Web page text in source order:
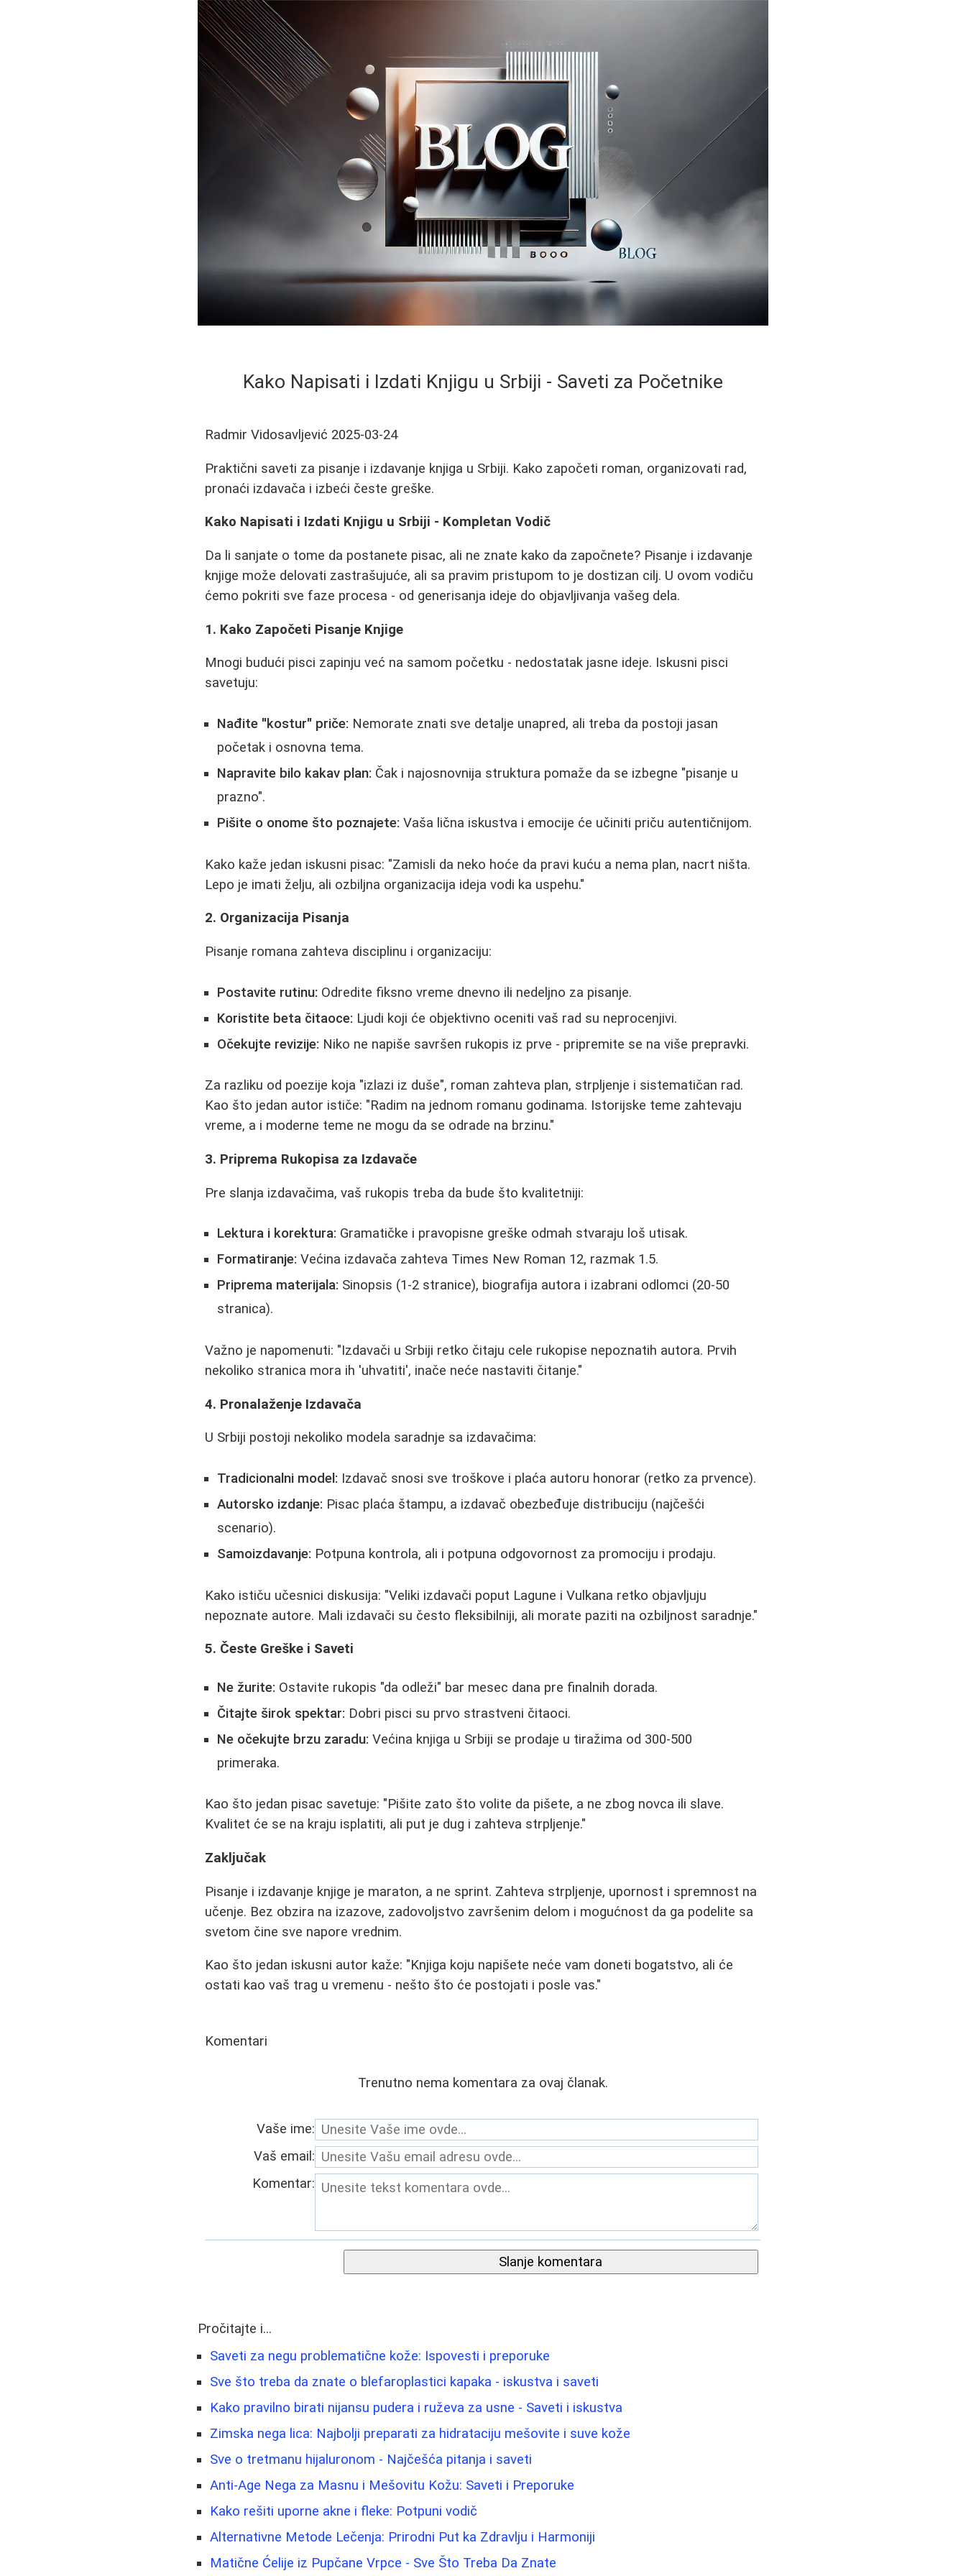
Kako Napisati i Izdati Knjigu u Srbiji - Saveti za Početnike
Radmir Vidosavljević 2025-03-24
Praktični saveti za pisanje i izdavanje knjiga u Srbiji. Kako započeti roman, organizovati rad,
pronaći izdavača i izbeći česte greške.
Kako Napisati i Izdati Knjigu u Srbiji - Kompletan Vodič
Da li sanjate o tome da postanete pisac, ali ne znate kako da započnete? Pisanje i izdavanje
knjige može delovati zastrašujuće, ali sa pravim pristupom to je dostizan cilj. U ovom vodiču
ćemo pokriti sve faze procesa - od generisanja ideje do objavljivanja vašeg dela.
1. Kako Započeti Pisanje Knjige
Mnogi budući pisci zapinju već na samom početku - nedostatak jasne ideje. Iskusni pisci
savetuju:
Nađite "kostur" priče: Nemorate znati sve detalje unapred, ali treba da postoji jasan
početak i osnovna tema.
Napravite bilo kakav plan: Čak i najosnovnija struktura pomaže da se izbegne "pisanje u
prazno".
Pišite o onome što poznajete: Vaša lična iskustva i emocije će učiniti priču autentičnijom.
Kako kaže jedan iskusni pisac: "Zamisli da neko hoće da pravi kuću a nema plan, nacrt ništa.
Lepo je imati želju, ali ozbiljna organizacija ideja vodi ka uspehu."
2. Organizacija Pisanja
Pisanje romana zahteva disciplinu i organizaciju:
Postavite rutinu: Odredite fiksno vreme dnevno ili nedeljno za pisanje.
Koristite beta čitaoce: Ljudi koji će objektivno oceniti vaš rad su neprocenjivi.
Očekujte revizije: Niko ne napiše savršen rukopis iz prve - pripremite se na više prepravki.
Za razliku od poezije koja "izlazi iz duše", roman zahteva plan, strpljenje i sistematičan rad.
Kao što jedan autor ističe: "Radim na jednom romanu godinama. Istorijske teme zahtevaju
vreme, a i moderne teme ne mogu da se odrade na brzinu."
3. Priprema Rukopisa za Izdavače
Pre slanja izdavačima, vaš rukopis treba da bude što kvalitetniji:
Lektura i korektura: Gramatičke i pravopisne greške odmah stvaraju loš utisak.
Formatiranje: Većina izdavača zahteva Times New Roman 12, razmak 1.5.
Priprema materijala: Sinopsis (1-2 stranice), biografija autora i izabrani odlomci (20-50
stranica).
Važno je napomenuti: "Izdavači u Srbiji retko čitaju cele rukopise nepoznatih autora. Prvih
nekoliko stranica mora ih 'uhvatiti', inače neće nastaviti čitanje."
4. Pronalaženje Izdavača
U Srbiji postoji nekoliko modela saradnje sa izdavačima:
Tradicionalni model: Izdavač snosi sve troškove i plaća autoru honorar (retko za prvence).
Autorsko izdanje: Pisac plaća štampu, a izdavač obezbeđuje distribuciju (najčešći
scenario).
Samoizdavanje: Potpuna kontrola, ali i potpuna odgovornost za promociju i prodaju.
Kako ističu učesnici diskusija: "Veliki izdavači poput Lagune i Vulkana retko objavljuju
nepoznate autore. Mali izdavači su često fleksibilniji, ali morate paziti na ozbiljnost saradnje."
5. Česte Greške i Saveti
Ne žurite: Ostavite rukopis "da odleži" bar mesec dana pre finalnih dorada.
Čitajte širok spektar: Dobri pisci su prvo strastveni čitaoci.
Ne očekujte brzu zaradu: Većina knjiga u Srbiji se prodaje u tiražima od 300-500
primeraka.
Kao što jedan pisac savetuje: "Pišite zato što volite da pišete, a ne zbog novca ili slave.
Kvalitet će se na kraju isplatiti, ali put je dug i zahteva strpljenje."
Zaključak
Pisanje i izdavanje knjige je maraton, a ne sprint. Zahteva strpljenje, upornost i spremnost na
učenje. Bez obzira na izazove, zadovoljstvo završenim delom i mogućnost da ga podelite sa
svetom čine sve napore vrednim.
Kao što jedan iskusni autor kaže: "Knjiga koju napišete neće vam doneti bogatstvo, ali će
ostati kao vaš trag u vremenu - nešto što će postojati i posle vas."
Komentari
Trenutno nema komentara za ovaj članak.
Vaše ime:
Vaš email:
Komentar:
Slanje komentara
Pročitajte i...
Saveti za negu problematične kože: Ispovesti i preporuke
Sve što treba da znate o blefaroplastici kapaka - iskustva i saveti
Kako pravilno birati nijansu pudera i ruževa za usne - Saveti i iskustva
Zimska nega lica: Najbolji preparati za hidrataciju mešovite i suve kože
Sve o tretmanu hijaluronom - Najčešća pitanja i saveti
Anti-Age Nega za Masnu i Mešovitu Kožu: Saveti i Preporuke
Kako rešiti uporne akne i fleke: Potpuni vodič
Alternativne Metode Lečenja: Prirodni Put ka Zdravlju i Harmoniji
Matične Ćelije iz Pupčane Vrpce - Sve Što Treba Da Znate